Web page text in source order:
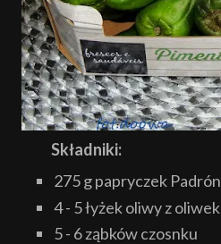
Składniki:
275 g papryczek Padrón
4 - 5 łyżek oliwy z oliwek
5 - 6 ząbków czosnku